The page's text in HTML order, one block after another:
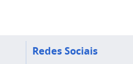
Redes Sociais